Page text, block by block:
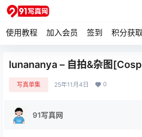
使用教程 加入会员 签到 积分获取
lunananya – 自拍&杂图
写真单集 25年11月4日 0
91写真网